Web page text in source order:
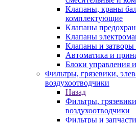
Клапаны, краны
комплектующие
Клапаны
Клапаны
Клапаны и затворы
Автоматика и
Блоки управления
Фильтры, грязевики,
воздухоотводчики
Назад
Фильтры,
воздухоотводчики
Фильтры и